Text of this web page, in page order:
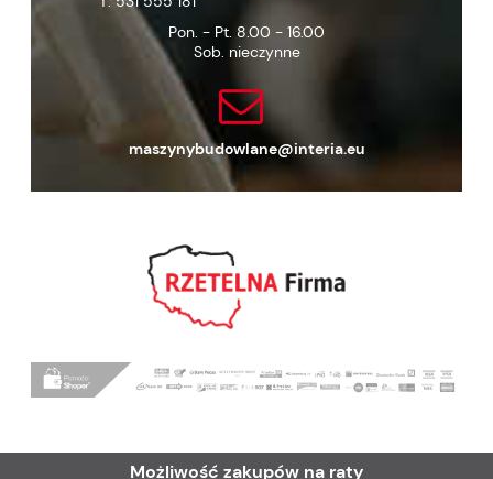
Pon. - Pt. 8.00 - 16.00
Sob. nieczynne
maszynybudowlane@interia.eu
Możliwość zakupów na raty